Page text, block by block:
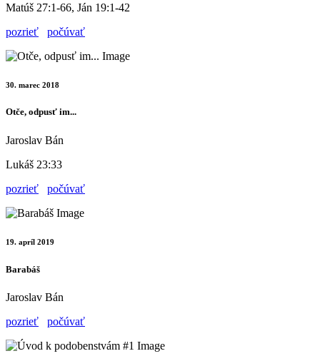
Matúš 27:1-66, Ján 19:1-42
pozrieť
počúvať
30. marec 2018
Otče, odpusť im...
Jaroslav Bán
Lukáš 23:33
pozrieť
počúvať
19. apríl 2019
Barabáš
Jaroslav Bán
pozrieť
počúvať